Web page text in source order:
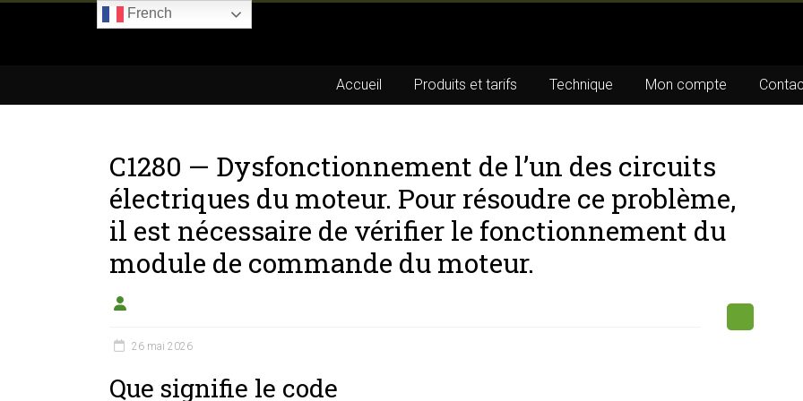
du
boîtier
éthanol
Accueil Produits et tarifs Technique Mon compte
C1280 — Dysfonctionnement de l’un des circuits
électriques du moteur. Pour résoudre ce problème,
il est nécessaire de vérifier le fonctionnement du
module de commande du moteur.
26 mai 2026
Que signifie le code
French